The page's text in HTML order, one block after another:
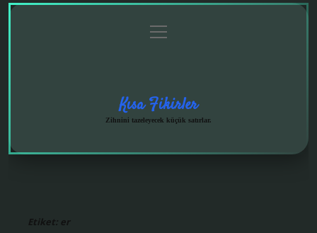
menüyü
aç
Kısa Fikirler
Zihnini tazeleyecek küçük satırlar.
Etiket: er